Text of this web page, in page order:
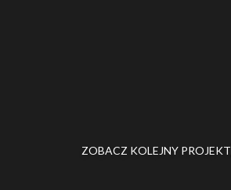
ZOBACZ KOLEJNY PROJEKT